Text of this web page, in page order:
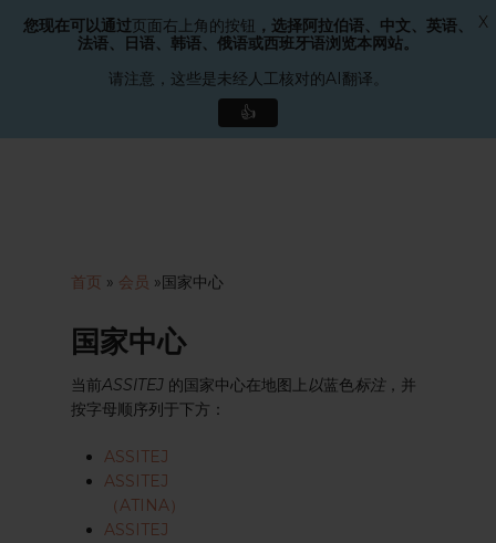
搜索
菜单
首页 » 会员 »国家中心
国家中心
当前ASSITEJ 的国家中心在地图上以蓝色标注 ，并
按字母顺序列于下方：
ASSITEJ
ASSITEJ
（ATINA）
ASSITEJ
您现在可以通过页面右上角的按钮 ，选择阿拉伯语、中文、英语、
法语、日语、韩语、俄语或西班牙语浏览本网站。
请注意，这些是未经人工核对的AI翻译。
👍
X